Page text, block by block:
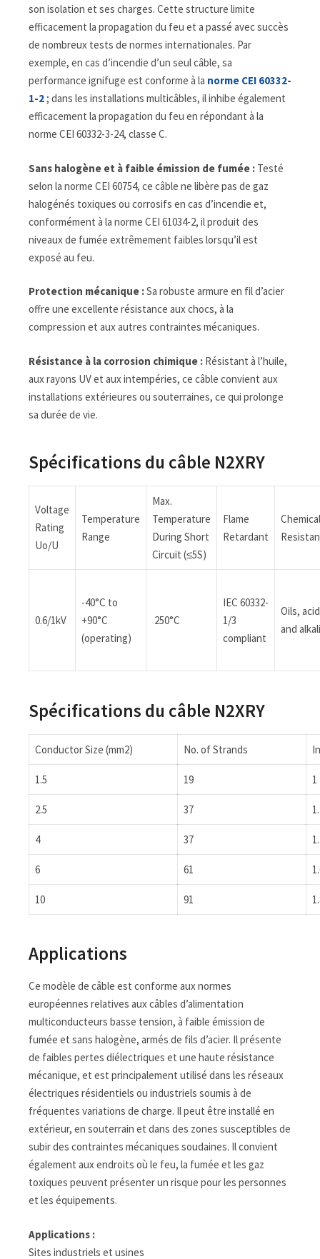
son isolation et ses charges. Cette structure limite
efficacement la propagation du feu et a passé avec succès
de nombreux tests de normes internationales. Par
exemple, en cas d’incendie d’un seul câble, sa
performance ignifuge est conforme à la norme CEI 60332-
1-2; dans les installations multicâbles, il inhibe également
efficacement la propagation du feu en répondant à la
norme CEI 60332-3-24, classe C.
Sans halogène et à faible émission de fumée : Testé
selon la norme CEI 60754, ce câble ne libère pas de gaz
halogénés toxiques ou corrosifs en cas d’incendie et,
conformément à la norme CEI 61034-2, il produit des
niveaux de fumée extrêmement faibles lorsqu’il est
exposé au feu.
Protection mécanique :Sa robuste armure en fil d’acier
offre une excellente résistance aux chocs, à la
compression et aux autres contraintes mécaniques.
Résistance à la corrosion chimique : Résistant à l’huile,
aux rayons UV et aux intempéries, ce câble convient aux
installations extérieures ou souterraines, ce qui prolonge
sa durée de vie.
Spécifications du câble N2XRY
Voltage
Rating
Uo/U
Temperature
Range
Max.
Temperature
During Short
Circuit (≤5S)
Flame
Retardant
Chemical
0.6/1kV
-40°C to
+90°C
(operating)
250°C
IEC 60332-
1/3
compliant
Oils,
and
Spécifications du câble N2XRY
Conductor Size (mm2) No. of Strands
1.5 19 1
2.5 37
4 37
6 61
10 91
Applications
Ce modèle de câble est conforme aux normes
européennes relatives aux câbles d’alimentation
multiconducteurs basse tension, à faible émission de
fumée et sans halogène, armés de fils d’acier. Il présente
de faibles pertes diélectriques et une haute résistance
mécanique, et est principalement utilisé dans les réseaux
électriques résidentiels ou industriels soumis à de
fréquentes variations de charge. Il peut être installé en
extérieur, en souterrain et dans des zones susceptibles de
subir des contraintes mécaniques soudaines. Il convient
également aux endroits où le feu, la fumée et les gaz
toxiques peuvent présenter un risque pour les personnes
et les équipements.
Applications :
Sites industriels et usines